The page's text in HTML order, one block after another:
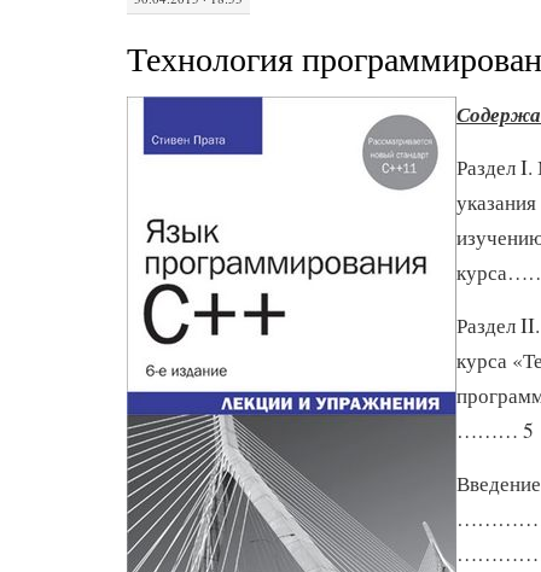
Технология
Раздел
Раздел
курса
……… 5